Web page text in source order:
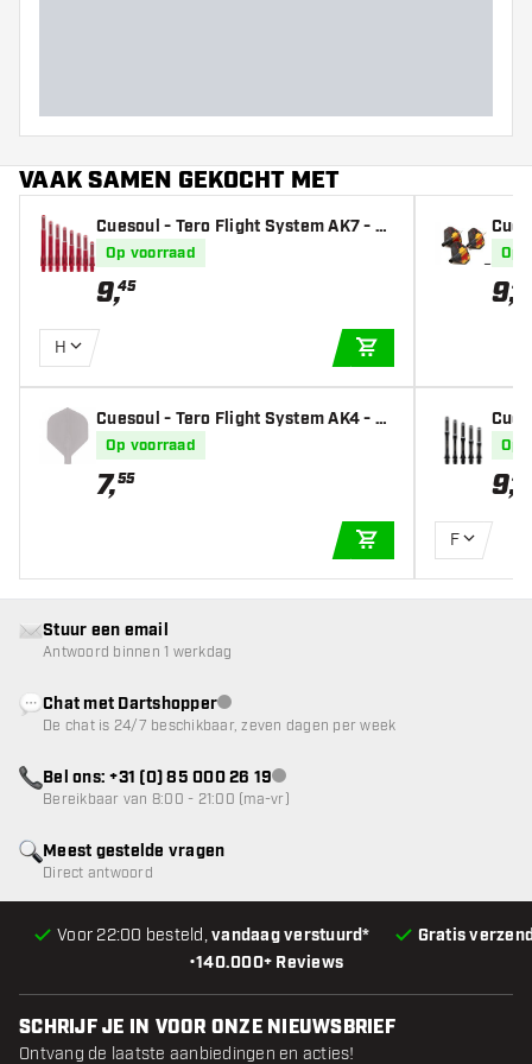
VAAK SAMEN GEKOCHT MET
Cuesoul - Tero Flight System AK7 - R
ed - Dart Shafts
Op voorraad
9,45
H
Cuesoul - Tero Flight System AK4 - Cl
ear Standard - Dart Flights
Op voorraad
7,55
IN WINKELWAGEN
Op
9,45
m -
Op
9,45
F
•140.000+ Reviews
Voor 22:00 besteld,vandaag verstuurd* Gratis
Meest gestelde vragen
Direct antwoord
Stuur een email
Antwoord binnen 1 werkdag
Chat met Dartshopperklantenservice niet beschikbaar
De chat is 24/7 beschikbaar, zeven dagen per week
Bel ons: +31 (0) 85 000 26 19klantenservice niet beschikbaar
Bereikbaar van 8:00 - 21:00 (ma-vr)
SCHRIJF JE IN VOOR ONZE NIEUWSBRIEF
Ontvang de laatste aanbiedingen en acties!